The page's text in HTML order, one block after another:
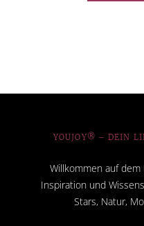
YOUJOY® – DEIN
Willkommen auf dem
Inspiration und
Stars, Natur,